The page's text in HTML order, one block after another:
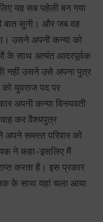
यह सब पहेली बन गया
सुनी। और जब वह
उसने अपनी कन्या को
के साथ अत्यंत आदरपूर्वक
ही नहीं उसने उसे अपना पुत्र
युवराज पद पर
अपनी कन्या विनयवती
कर वैश्यपुत्र
समस्त परिवार को
ने कहा-‘इसलिए मैं
करता है। इस प्रकार
के साथ यहां चला आया